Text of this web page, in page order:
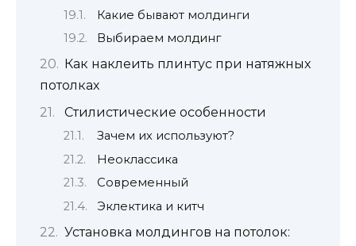
Какие бывают молдинги
Выбираем молдинг
Как наклеить плинтус при натяжных
потолках
Стилистические особенности
Зачем их используют?
Неоклассика
Современный
Эклектика и китч
Установка молдингов на потолок: